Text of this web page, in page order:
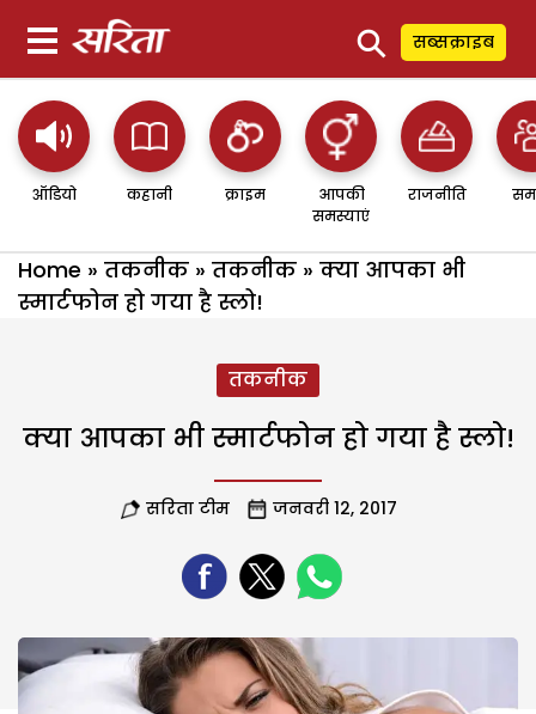
⚲ सब्सक्राइब
ऑडियो कहानी क्राइम
आपकी
समस्याएं
राजनीति
Home » तकनीक » तकनीक » क्या आपका भी
स्मार्टफोन हो गया है स्लो!
तकनीक
क्या आपका भी स्मार्टफोन हो गया है स्लो!
सरिता टीम जनवरी 12, 2017